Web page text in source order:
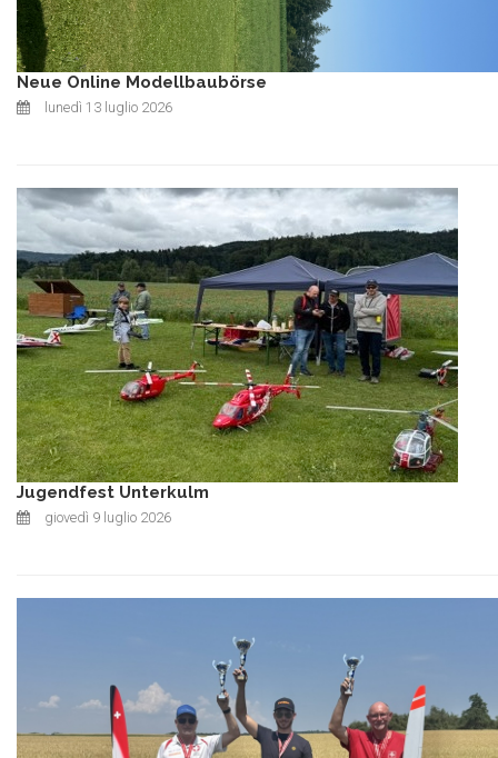
Neue Online Modellbaubörse
lunedì 13 luglio 2026
Jugendfest Unterkulm
giovedì 9 luglio 2026